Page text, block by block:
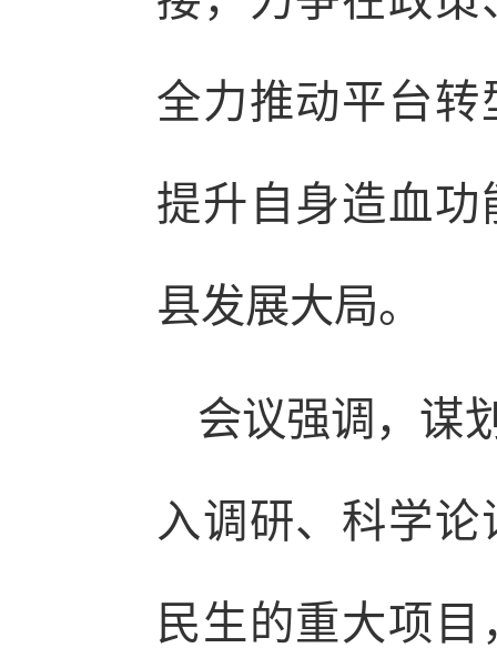
全力推动平台
提升自身造血
县发展大局。
会议强调，谋
入调研、科学
民生的重大项